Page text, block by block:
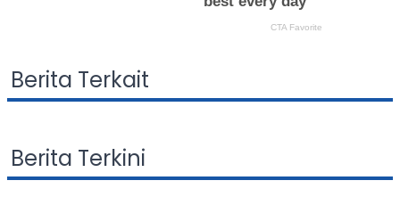
Berita Terkait
Berita Terkini